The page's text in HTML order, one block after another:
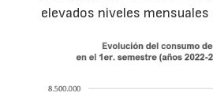
elevados niveles